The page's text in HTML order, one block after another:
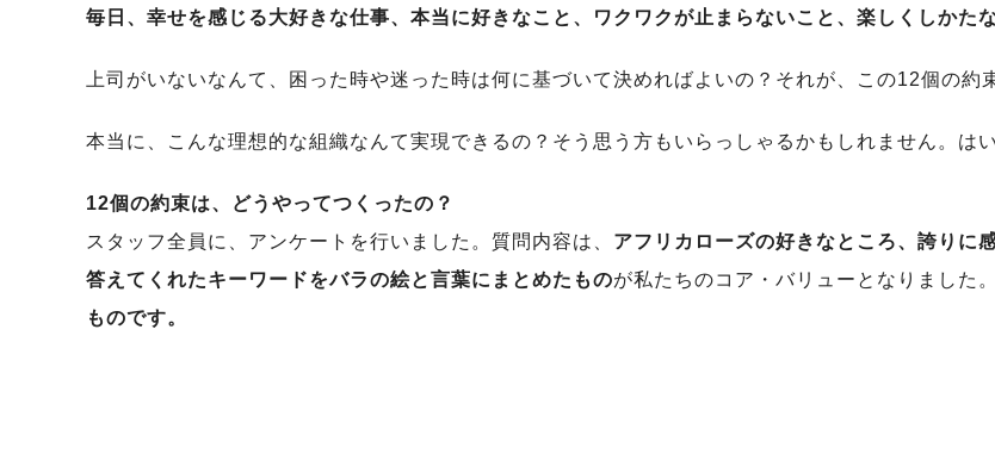
毎日、幸せを感じる大好きな仕事、本当に好きなこと、ワクワクが止まらないこと、楽しくしかた
上司がいないなんて、困った時や迷った時は何に基づいて決めればよいの？それが、この12個の
本当に、こんな理想的な組織なんて実現できるの？そう思う方もいらっしゃるかもしれません。は
12個の約束は、どうやってつくったの？
スタッフ全員に、アンケートを行いました。質問内容は、 アフリカローズの好きなところ、誇りに
答えてくれたキーワードをバラの絵と言葉にまとめたものが私たちのコア・バリューとなりました。
ものです。